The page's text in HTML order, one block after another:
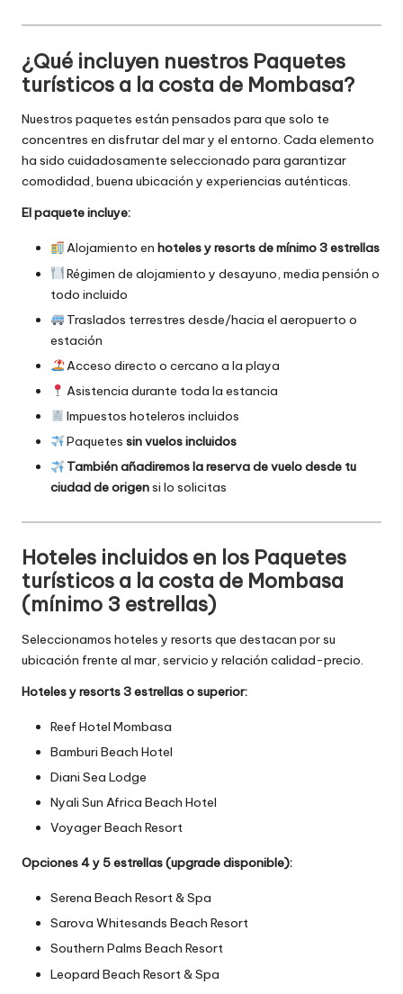
¿Qué incluyen nuestros Paquetes
turísticos a la costa de Mombasa?
Nuestros paquetes están pensados para que solo te
concentres en disfrutar del mar y el entorno. Cada elemento
ha sido cuidadosamente seleccionado para garantizar
comodidad, buena ubicación y experiencias auténticas.
El paquete incluye:
Alojamiento enhoteles y resorts de mínimo 3 estrellas
Régimen de alojamiento y desayuno, media pensión o
todo incluido
Traslados terrestres desde/hacia el aeropuerto o
estación
Acceso directo o cercano a la playa
Asistencia durante toda la estancia
Impuestos hoteleros incluidos
Paquetessin vuelos incluidos
También añadiremos la reserva de vuelo desde tu
ciudad de origensi lo solicitas
Hoteles incluidos en los Paquetes
turísticos a la costa de Mombasa
(mínimo 3 estrellas)
Seleccionamos hoteles y resorts que destacan por su
ubicación frente al mar, servicio y relación calidad-precio.
Hoteles y resorts 3 estrellas o superior:
Reef Hotel Mombasa
Bamburi Beach Hotel
Diani Sea Lodge
Nyali Sun Africa Beach Hotel
Voyager Beach Resort
Opciones 4 y 5 estrellas (upgrade disponible):
Serena Beach Resort & Spa
Sarova Whitesands Beach Resort
Southern Palms Beach Resort
Leopard Beach Resort & Spa